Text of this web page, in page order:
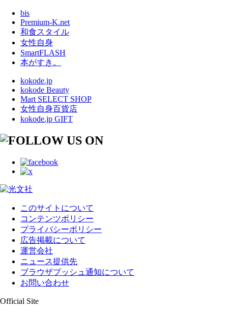
bis
Premium-K.net
和食スタイル
女性自身
SmartFLASH
本がすき。
kokode.jp
kokode Beauty
Mart SELECT SHOP
女性自身百貨店
kokode.jp GIFT
このサイトについて
コンテンツポリシー
プライバシーポリシー
広告掲載について
運営会社
ニュース提供先
ブラウザプッシュ通知について
お問い合わせ
Official Site